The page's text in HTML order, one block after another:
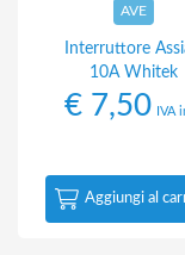
AVE
Interruttore
10A Whitek
€ 7,50 IVA
Aggiungi al